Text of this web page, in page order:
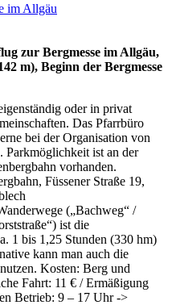
im Allgäu
zur Bergmesse im Allgäu,
m), Beginn der Bergmesse
oder in privat
Das Pfarrbüro
bei der Organisation von
Parkmöglichkeit ist an der
vorhanden.
Füssener Straße 19,
(„Bachweg“ /
ist die
1 bis 1,25 Stunden (330 hm)
kann man auch die
Kosten: Berg und
Fahrt: 11 € / Ermäßigung
Betrieb: 9 – 17 Uhr ->